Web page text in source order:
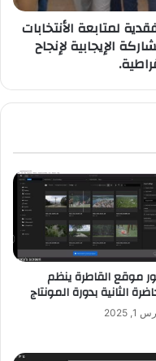
لمتابعة الأنتخابات
الإيجابية لإنجاح
موقع القاطرة ينظم
الثانية بدورة المونتاج
2025